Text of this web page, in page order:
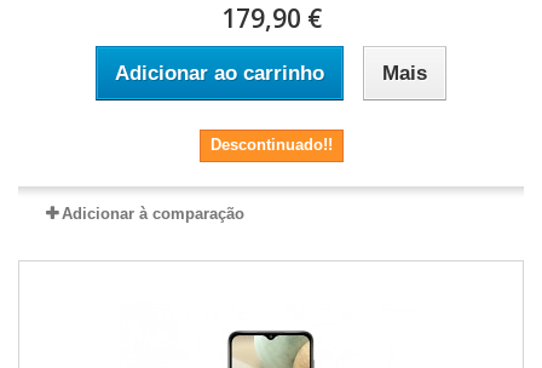
179,90 €
Adicionar ao carrinho Mais
Descontinuado!!
Adicionar à comparação